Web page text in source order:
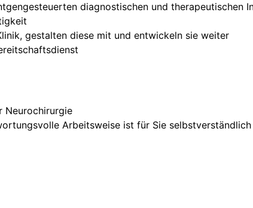
diagnostischen und therapeutischen
gestalten diese mit und entwickeln sie weiter
Neurochirurgie
Arbeitsweise ist für Sie selbstverständlich